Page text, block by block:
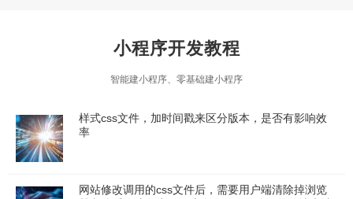
小程序开发教程
智能建小程序、零基础建小程序
样式css文件，加时间戳来区分版本，是否有影响效
率
网站修改调用的css文件后，需要用户端清除掉浏览